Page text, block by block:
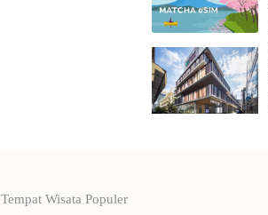
Tempat Wisata Populer